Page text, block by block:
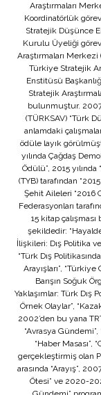
Araştırmaları
Koordinatörlük
Stratejik Düşünce
Kurulu Üyeliği
Araştırmaları Merkezi
Türkiye Stratejik
Enstitüsü
Stratejik
bulunmuştur. 2007
(TÜRKSAV) “Türk
anlamdaki
ödüle layık
yılında Çağdaş
Ödülü”, 2015
(TYB) tarafından
Şehit Aileleri “2016
Federasyonları
15 kitap
şekildedir:
İlişkileri: Dış Politika
“Türk Dış
Arayışları”,
Barışın Soğuk
Yaklaşımlar: Türk Dış
Örnek Olaylar”,
2002’den bu yana
“Avrasya Gündemi”,
“Haber Masası”,
gerçekleştirmiş olan
arasında “Arayış”,
Ötesi” ve 2020-